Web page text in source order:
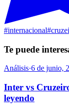
#internacional#
Te puede
Análisis·6 de junio,
Inter vs
leyendo